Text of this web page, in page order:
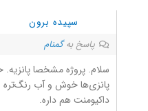
سپیده برون
پاسخ بهگمنام
سلام. پروژه مشخصا
پانزی‌ها خوش و آب رنگ‌تره
داکیومنت هم داره.